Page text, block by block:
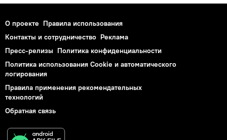
О проекте Правила использования
Контакты и сотрудничество Реклама
Пресс-релизы Политика конфиденциальности
Политика использования Cookie и автоматического
логирования
Правила применения рекомендательных
технологий
Обратная связь